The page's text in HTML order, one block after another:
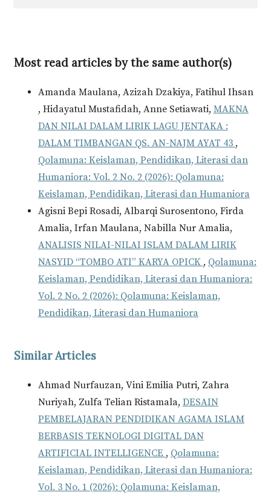
Most read articles by the same author(s)
Amanda Maulana, Azizah Dzakiya, Fatihul Ihsan
, Hidayatul Mustafidah, Anne Setiawati, MAKNA
DAN NILAI DALAM LIRIK LAGU JENTAKA :
DALAM TIMBANGAN QS. AN-NAJM AYAT 43 ,
Qolamuna: Keislaman, Pendidikan, Literasi dan
Humaniora: Vol. 2 No. 2 (2026): Qolamuna:
Keislaman, Pendidikan, Literasi dan Humaniora
Agisni Bepi Rosadi, Albarqi Surosentono, Firda
Amalia, Irfan Maulana, Nabilla Nur Amalia,
ANALISIS NILAI-NILAI ISLAM DALAM LIRIK
NASYID “TOMBO ATI” KARYA OPICK , Qolamuna:
Keislaman, Pendidikan, Literasi dan Humaniora:
Vol. 2 No. 2 (2026): Qolamuna: Keislaman,
Pendidikan, Literasi dan Humaniora
Similar Articles
Ahmad Nurfauzan, Vini Emilia Putri, Zahra
Nuriyah, Zulfa Telian Ristamala, DESAIN
PEMBELAJARAN PENDIDIKAN AGAMA ISLAM
BERBASIS TEKNOLOGI DIGITAL DAN
ARTIFICIAL INTELLIGENCE , Qolamuna:
Keislaman, Pendidikan, Literasi dan Humaniora:
Vol. 3 No. 1 (2026): Qolamuna: Keislaman,